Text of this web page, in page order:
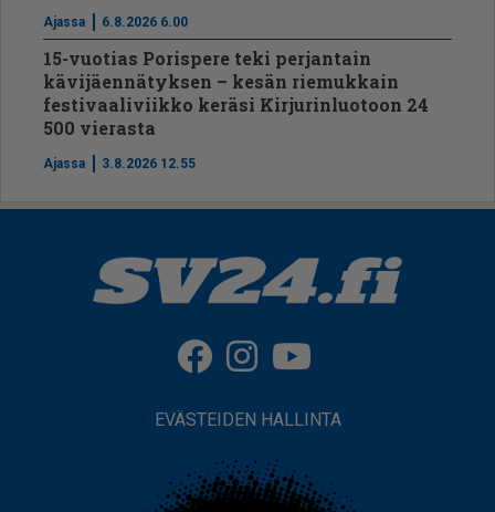
Ajassa 6.8.2026 6.00
15-vuotias Porispere teki perjantain
kävijäennätyksen – kesän riemukkain
festivaaliviikko keräsi Kirjurinluotoon 24
500 vierasta
Ajassa 3.8.2026 12.55
EVÄSTEIDEN HALLINTA